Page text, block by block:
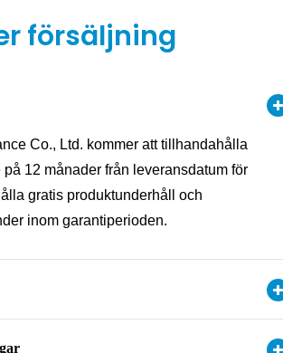
försäljning
Co., Ltd. kommer att tillhandahålla
12 månader från leveransdatum för
gratis produktunderhåll och
inom garantiperioden.